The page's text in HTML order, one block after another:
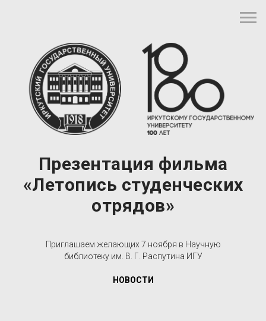
Презентация фильма
«Летопись студенческих
отрядов»
Приглашаем желающих 7 ноября в Научную
библиотеку им. В. Г. Распутина ИГУ
НОВОСТИ